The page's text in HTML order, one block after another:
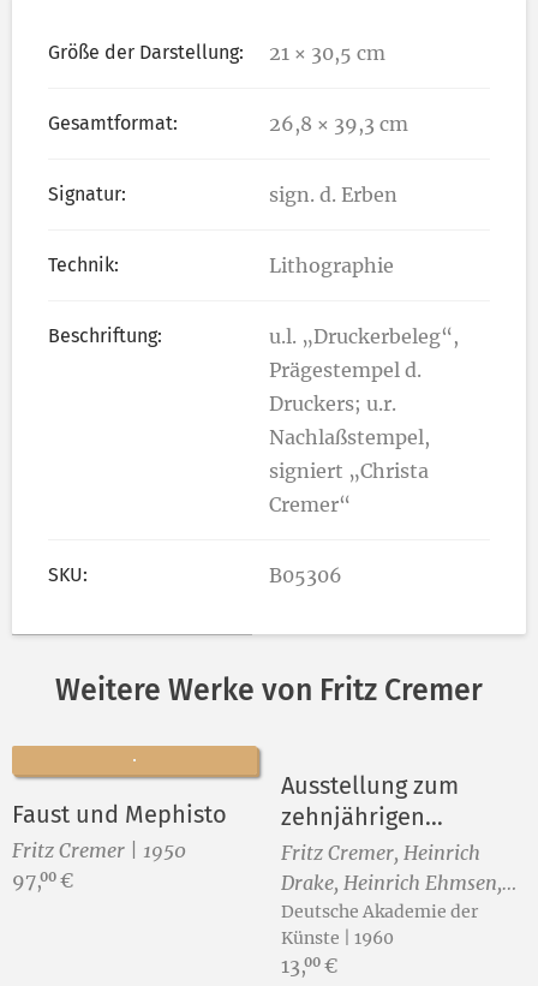
Größe der Darstellung: 21 × 30,5 cm
Gesamtformat: 26,8 × 39,3 cm
Signatur: sign. d. Erben
Technik: Lithographie
Beschriftung:
u.l. „Druckerbeleg“,
Prägestempel d.
Druckers; u.r.
Nachlaßstempel,
signiert „Christa
Cremer“
SKU: B05306
Weitere Werke von Fritz Cremer
Faust und Mephisto
Fritz Cremer | 1950
Preis:
97,00 €
Ausstellung zum
zehnjährigen
Bestehen der
Deutschen Akademie
der Künste zu Berlin
Fritz Cremer, Heinrich
Drake, Heinrich Ehmsen,
John Heartfield, Josef
Hegenbarth, Otto Nagel
und Hans Theo Richter
Deutsche Akademie der
Künste | 1960
Preis:
13,00 €